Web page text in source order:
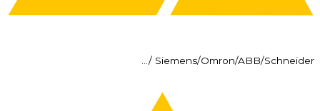
Siemens/Omron/ABB/Schneider /…